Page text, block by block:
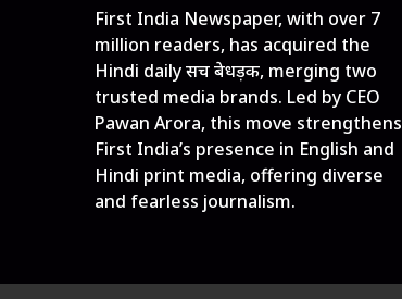
First India Newspaper, with over 7
million readers, has acquired the
Hindi daily सच बेधड़क, merging two
trusted media brands. Led by CEO
Pawan Arora, this move strengthens
First India’s presence in English and
Hindi print media, offering diverse
and fearless journalism.